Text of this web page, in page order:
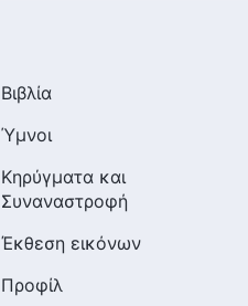
Βιβλία
Ύμνοι
Κηρύγματα και
Συναναστροφή
Έκθεση εικόνων
Προφίλ